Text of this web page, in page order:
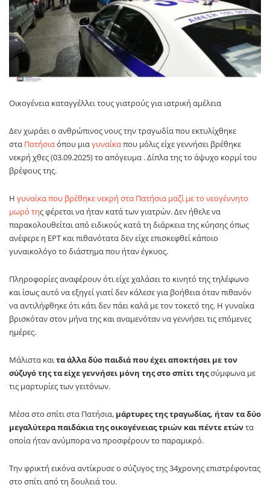
Οικογένεια καταγγέλλει τους γιατρούς για ιατρική αμέλεια
Δεν χωράει ο ανθρώπινος νους την τραγωδία που εκτυλίχθηκε
στα Πατήσιαόπου μιαγυναίκαπου μόλις είχε γεννήσει βρέθηκε
νεκρή χθες (03.09.2025) το απόγευμα . Δίπλα της το άψυχο κορμί του
βρέφους της.
Η γυναίκα που βρέθηκε νεκρή στα Πατήσια μαζί με το νεογέννητο
μωρό της φέρεται να ήταν κατά των γιατρών. Δεν ήθελε να
παρακολουθείται από ειδικούς κατά τη διάρκεια της κύησης όπως
ανέφερε η ΕΡΤ και πιθανότατα δεν είχε επισκεφθεί κάποιο
γυναικολόγο το διάστημα που ήταν έγκυος.
Πληροφορίες αναφέρουν ότι είχε χαλάσει το κινητό της τηλέφωνο
και ίσως αυτό να εξηγεί γιατί δεν κάλεσε για βοήθεια όταν πιθανόν
να αντιλήφθηκε ότι κάτι δεν πάει καλά με τον τοκετό της. Η γυναίκα
βρισκόταν στον μήνα της και αναμενόταν να γεννήσει τις επόμενες
ημέρες.
Μάλιστα καιτα άλλα δύο παιδιά που έχει αποκτήσει με τον
σύζυγό της τα είχε γεννήσει μόνη της στο σπίτι τηςσύμφωνα με
τις μαρτυρίες των γειτόνων.
Μέσα στο σπίτι στα Πατήσια, μάρτυρες της τραγωδίας, ήταν τα δύο
μεγαλύτερα παιδάκια της οικογένειας τριών και πέντε ετώντα
οποία ήταν ανύμπορα να προσφέρουν το παραμικρό.
Την φρικτή εικόνα αντίκρυσε ο σύζυγος της 34χρονης επιστρέφοντας
στο σπίτι από τη δουλειά του.